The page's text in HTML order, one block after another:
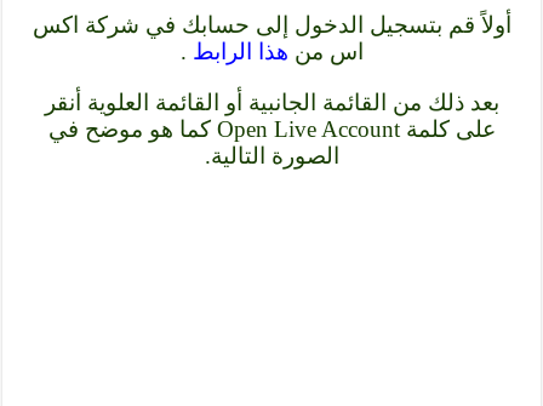
أولاً قم بتسجيل الدخول إلى حسابك في شركة اكس
اس من هذا الرابط .
بعد ذلك من القائمة الجانبية أو القائمة العلوية أنقر
على كلمة Open Live Account كما هو موضح في
الصورة التالية.